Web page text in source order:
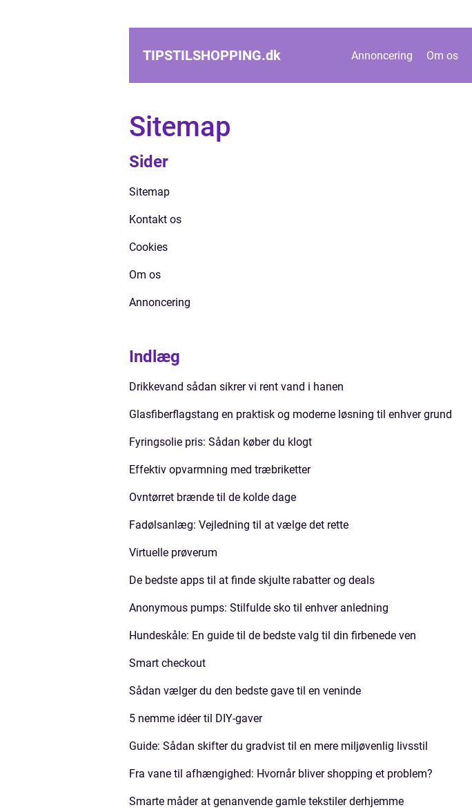
TIPSTILSHOPPING.dk Annoncering Om os
Sitemap
Sider
Sitemap
Kontakt os
Cookies
Om os
Annoncering
Indlæg
Drikkevand sådan sikrer vi rent vand i hanen
Glasfiberflagstang en praktisk og moderne løsning til enhver grund
Fyringsolie pris: Sådan køber du klogt
Effektiv opvarmning med træbriketter
Ovntørret brænde til de kolde dage
Fadølsanlæg: Vejledning til at vælge det rette
Virtuelle prøverum
De bedste apps til at finde skjulte rabatter og deals
Anonymous pumps: Stilfulde sko til enhver anledning
Hundeskåle: En guide til de bedste valg til din firbenede ven
Smart checkout
Sådan vælger du den bedste gave til en veninde
5 nemme idéer til DIY-gaver
Guide: Sådan skifter du gradvist til en mere miljøvenlig livsstil
Fra vane til afhængighed: Hvornår bliver shopping et problem?
Smarte måder at genanvende gamle tekstiler derhjemme